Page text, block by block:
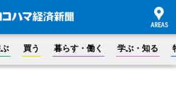
買う 暮らす・働く 学ぶ・知る